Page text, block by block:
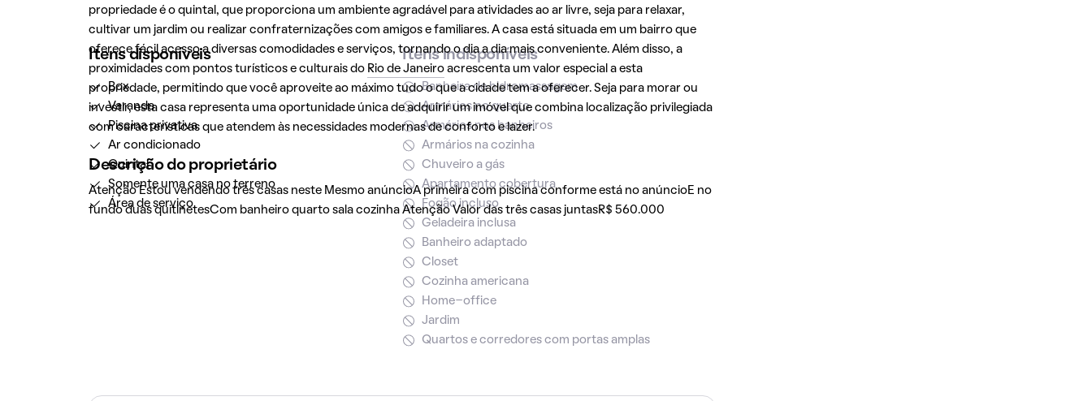
propriedade é o quintal, que proporciona um ambiente agradável para atividades ao ar livre, seja para relaxar,
cultivar um jardim ou realizar confraternizações com amigos e familiares. A casa está situada em um bairro que
oferece fácil acesso a diversas comodidades e serviços, tornando o dia a dia mais conveniente. Além disso, a
proximidades com pontos turísticos e culturais do Rio de Janeiroacrescenta um valor especial a esta
propriedade, permitindo que você aproveite ao máximo tudo o que a cidade tem a oferecer. Seja para morar ou
investir, esta casa representa uma oportunidade única de adquirir um imóvel que combina localização privilegiada
com características que atendem às necessidades modernas de conforto e lazer.
Descrição do proprietário
Atenção Estou vendendo três casas neste Mesmo anúncioA primeira com piscina conforme está no anúncioE no
fundo duas quitinetesCom banheiro quarto sala cozinha Atenção Valor das três casas juntasR$ 560.000
Itens disponíveis
Box
Varanda
Piscina privativa
Ar condicionado
Quintal
Somente uma casa no terreno
Área de serviço
Itens indisponíveis
Banheira de hidromassagem
Armários no quarto
Armários nos banheiros
Armários na cozinha
Chuveiro a gás
Apartamento cobertura
Fogão incluso
Geladeira inclusa
Banheiro adaptado
Closet
Cozinha americana
Home-office
Jardim
Quartos e corredores com portas amplas